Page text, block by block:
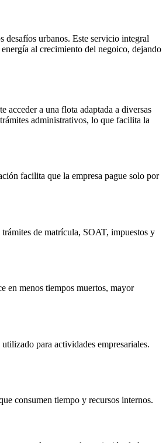
urbanos. Este servicio integral
al crecimiento del negoico, dejando
acceder a una flota adaptada a diversas
administrativos, lo que facilita la
facilita que la empresa pague solo por
de matrícula, SOAT, impuestos y
en menos tiempos muertos, mayor
para actividades empresariales.
consumen tiempo y recursos internos.